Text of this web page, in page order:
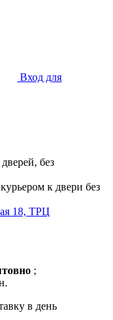
Вход для
без
к двери без
18, ТРЦ
;
в день